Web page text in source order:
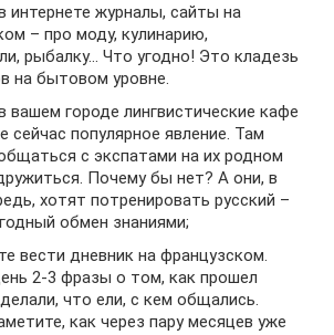
интернете журналы, сайты на
– про моду, кулинарию,
рыбалку… Что угодно! Это кладезь
на бытовом уровне.
вашем городе лингвистические кафе
сейчас популярное явление. Там
с экспатами на их родном
Почему бы нет? А они, в
хотят потренировать русский –
обмен знаниями;
вести дневник на французском.
2-3 фразы о том, как прошел
что ели, с кем общались.
как через пару месяцев уже